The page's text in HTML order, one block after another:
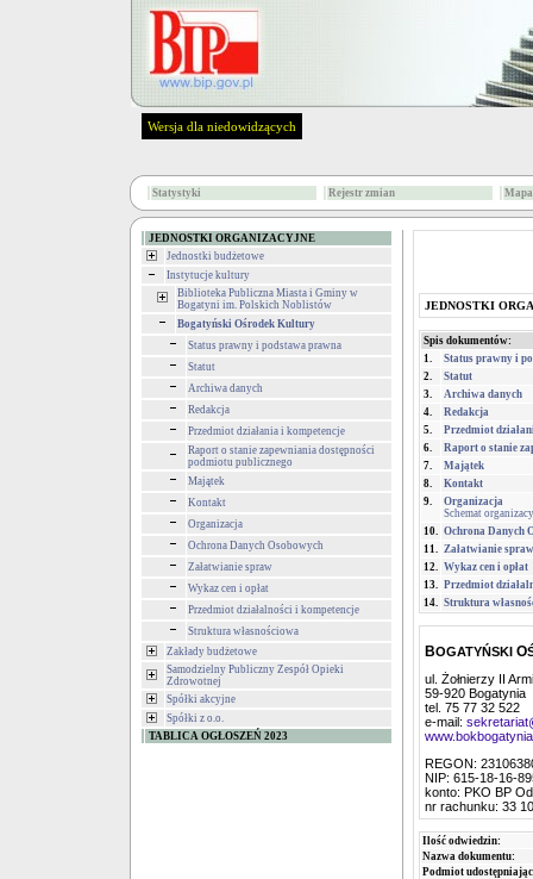
Wersja dla niedowidzących
Statystyki Rejestr zmian
JEDNOSTKI ORGANIZACYJNE
Jednostki budżetowe
Instytucje kultury
Biblioteka Publiczna Miasta i Gminy w
Bogatyni im. Polskich Noblistów
Bogatyński Ośrodek Kultury
Status prawny i podstawa prawna
Statut
Archiwa danych
Redakcja
Przedmiot działania i kompetencje
Raport o stanie zapewniania dostępności
podmiotu publicznego
Majątek
Kontakt
Organizacja
Ochrona Danych Osobowych
Załatwianie spraw
Wykaz cen i opłat
Przedmiot działalności i kompetencje
Struktura własnościowa
Zakłady budżetowe
Samodzielny Publiczny Zespół Opieki
Zdrowotnej
Spółki akcyjne
Spółki z o.o.
TABLICA OGŁOSZEŃ 2023
JEDNOSTKI
Spis dokumentów:
1.
Status prawny i
2.
Statut
3.
Archiwa danych
4.
Redakcja
5.
Przedmiot
6.
Raport o stanie
7.
Majątek
8.
Kontakt
9.
Organizacja
Schemat
10. Ochrona Danych
11. Załatwianie spraw
12. Wykaz cen i opłat
13. Przedmiot
14. Struktura
BOGATYŃSKI O
ul. Żołnierzy II
59-920 Bogatynia
tel. 75 77 32 522
e-mail:
REGON:
NIP: 615-18-16-
konto: PKO BP
nr rachunku: 33
Ilość odwiedzin:
Nazwa dokumentu:
Podmiot